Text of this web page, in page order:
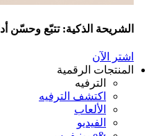
الذكية: تتبّع وحسّن أداء أجهزتك
الرقمية
الترفيه
اكتشف الترفيه
الألعاب